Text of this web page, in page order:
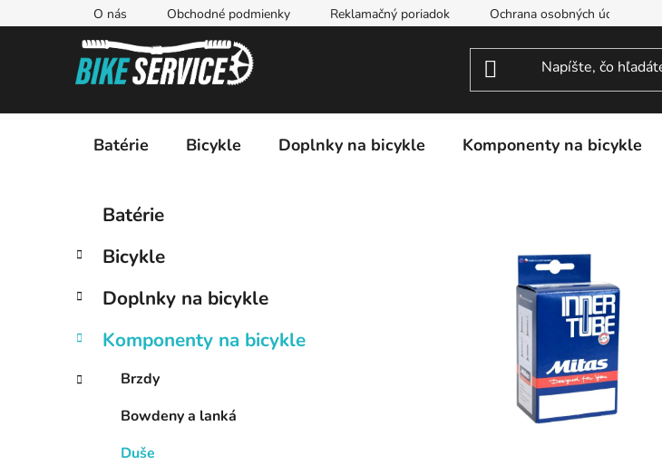
na
O nás Obchodné podmienky Reklamačný poriadok Ochrana osobných údajov
Batérie Bicykle Doplnky na bicykle Komponenty na bicykle
č
ý
a
n
e
Preskočiť
kategórie
e
ó
i
Batérie
Bicykle
Doplnky na bicykle
Komponenty na bicykle
Brzdy
Bowdeny a lanká
Duše